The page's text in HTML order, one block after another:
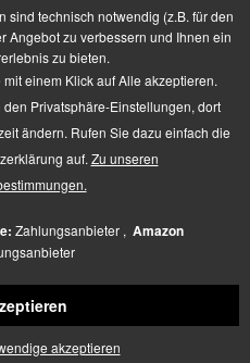
Design byTC-Innovations GmbH
sind technisch notwendig (z.B. für den
Angebot zu verbessern und Ihnen ein
zu bieten.
einem Klick auf Alle akzeptieren.
Privatsphäre-Einstellungen, dort
ändern. Rufen Sie dazu einfach die
auf. Zu unseren
Zahlungsanbieter , Amazon
akzeptieren